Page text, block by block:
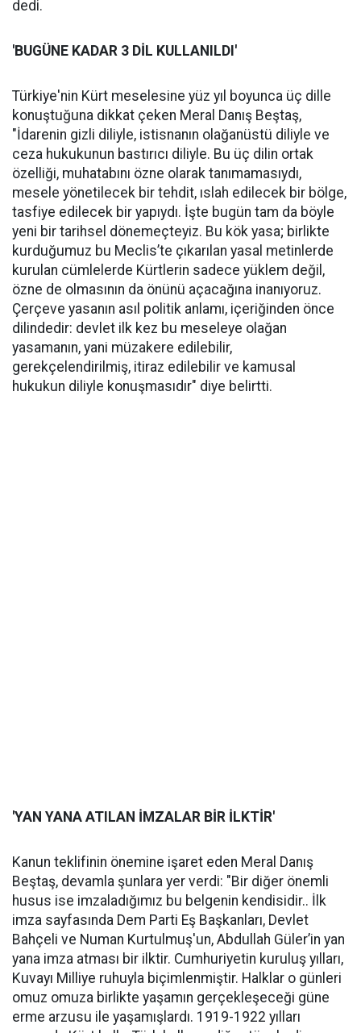
dedi.
'BUGÜNE KADAR 3 DİL KULLANILDI'
Türkiye'nin Kürt meselesine yüz yıl boyunca üç dille
konuştuğuna dikkat çeken Meral Danış Beştaş,
"İdarenin gizli diliyle, istisnanın olağanüstü diliyle ve
ceza hukukunun bastırıcı diliyle. Bu üç dilin ortak
özelliği, muhatabını özne olarak tanımamasıydı,
mesele yönetilecek bir tehdit, ıslah edilecek bir bölge,
tasfiye edilecek bir yapıydı. İşte bugün tam da böyle
yeni bir tarihsel dönemeçteyiz. Bu kök yasa; birlikte
kurduğumuz bu Meclis’te çıkarılan yasal metinlerde
kurulan cümlelerde Kürtlerin sadece yüklem değil,
özne de olmasının da önünü açacağına inanıyoruz.
Çerçeve yasanın asıl politik anlamı, içeriğinden önce
dilindedir: devlet ilk kez bu meseleye olağan
yasamanın, yani müzakere edilebilir,
gerekçelendirilmiş, itiraz edilebilir ve kamusal
hukukun diliyle konuşmasıdır" diye belirtti.
'YAN YANA ATILAN İMZALAR BİR İLKTİR'
Kanun teklifinin önemine işaret eden Meral Danış
Beştaş, devamla şunlara yer verdi: "Bir diğer önemli
husus ise imzaladığımız bu belgenin kendisidir.. İlk
imza sayfasında Dem Parti Eş Başkanları, Devlet
Bahçeli ve Numan Kurtulmuş'un, Abdullah Güler’in yan
yana imza atması bir ilktir. Cumhuriyetin kuruluş yılları,
Kuvayı Milliye ruhuyla biçimlenmiştir. Halklar o günleri
omuz omuza birlikte yaşamın gerçekleşeceği güne
erme arzusu ile yaşamışlardı. 1919-1922 yılları